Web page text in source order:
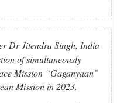
Dr Jitendra Singh, India
of simultaneously
Mission “Gaganyaan”
Mission in 2023.